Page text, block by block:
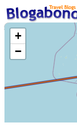
Loading...
+
−